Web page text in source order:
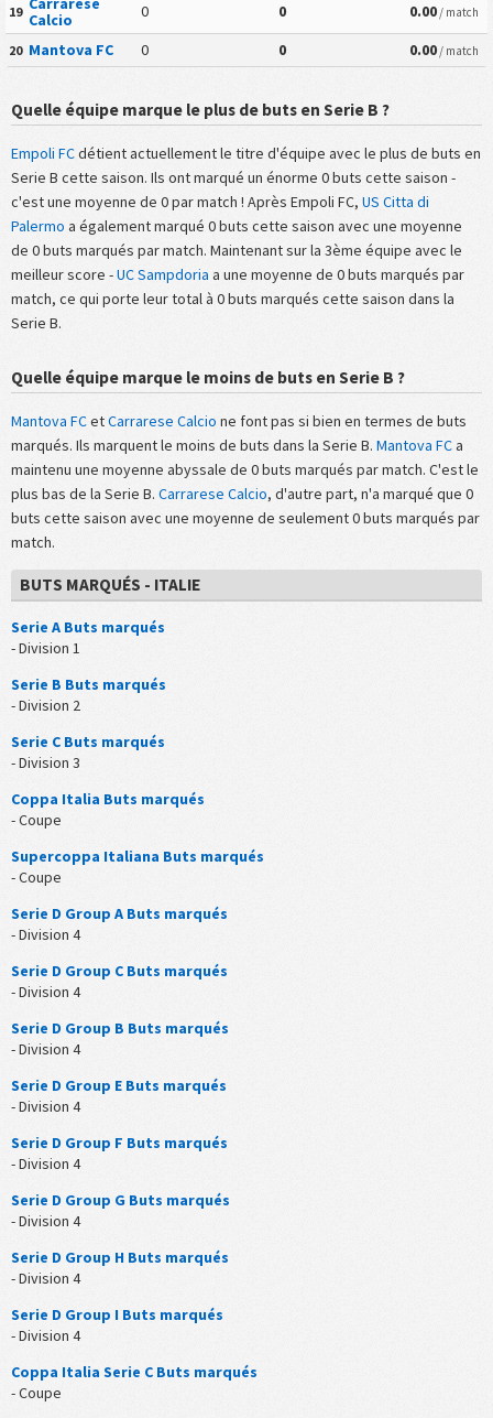
19 Calcio
0 0 0.00/ match
20 Mantova FC 0 0 0.00/ match
Quelle équipe marque le plus de buts en Serie B ?
Empoli FCdétient actuellement le titre d'équipe avec le plus de buts en
Serie B cette saison. Ils ont marqué un énorme 0 buts cette saison -
c'est une moyenne de 0 par match ! Après Empoli FC, US Citta di
Palermo a également marqué 0 buts cette saison avec une moyenne
de 0 buts marqués par match. Maintenant sur la 3ème équipe avec le
meilleur score -UC Sampdoria a une moyenne de 0 buts marqués par
match, ce qui porte leur total à 0 buts marqués cette saison dans la
Serie B.
Quelle équipe marque le moins de buts en Serie B ?
Mantova FCetCarrarese Calcio ne font pas si bien en termes de buts
marqués. Ils marquent le moins de buts dans la Serie B. Mantova FC a
maintenu une moyenne abyssale de 0 buts marqués par match. C'est le
plus bas de la Serie B. Carrarese Calcio, d'autre part, n'a marqué que 0
buts cette saison avec une moyenne de seulement 0 buts marqués par
match.
BUTS MARQUÉS - ITALIE
Serie A Buts marqués
- Division 1
Serie B Buts marqués
- Division 2
Serie C Buts marqués
- Division 3
Coppa Italia Buts marqués
- Coupe
Supercoppa Italiana Buts marqués
- Coupe
Serie D Group A Buts marqués
- Division 4
Serie D Group C Buts marqués
- Division 4
Serie D Group B Buts marqués
- Division 4
Serie D Group E Buts marqués
- Division 4
Serie D Group F Buts marqués
- Division 4
Serie D Group G Buts marqués
- Division 4
Serie D Group H Buts marqués
- Division 4
Serie D Group I Buts marqués
- Division 4
Coppa Italia Serie C Buts marqués
- Coupe